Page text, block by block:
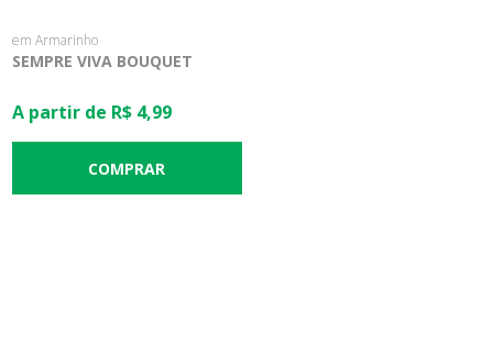
em Armarinho
SEMPRE VIVA BOUQUET
A partir de R$ 4,99